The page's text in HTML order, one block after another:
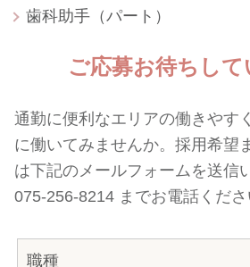
歯科助手（パート）
ご応募お待ちして
通勤に便利なエリアの働きやす
に働いてみませんか。採用希望
は下記のメールフォームを送信
075-256-8214 までお電話くださ
職種